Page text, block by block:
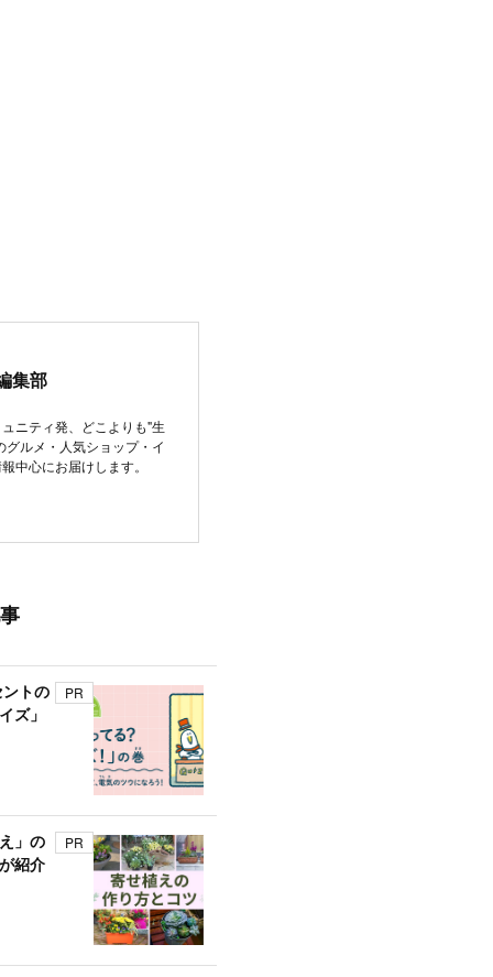
集部
ニティ発、どこよりも"生
ルメ・人気ショップ・イ
中心にお届けします。
トの
ズ」
PR
」の
紹介
PR